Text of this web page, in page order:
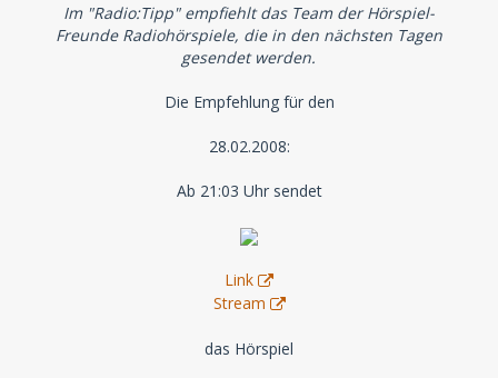
Im "Radio:Tipp" empfiehlt das Team der Hörspiel-
Freunde Radiohörspiele, die in den nächsten Tagen
gesendet werden.
Die Empfehlung für den
28.02.2008:
Ab 21:03 Uhr sendet
Link
Stream
das Hörspiel